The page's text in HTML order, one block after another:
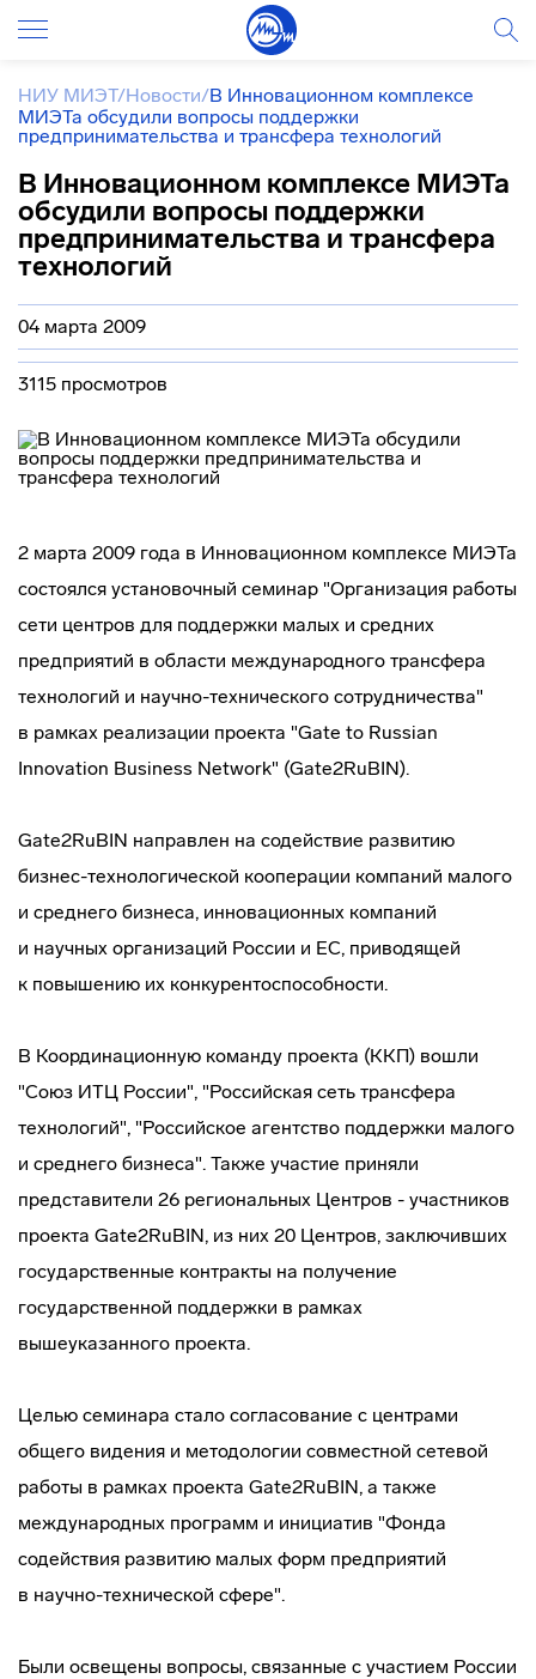
НИУ МИЭТ/Новости/В Инновационном комплексе
МИЭТа обсудили вопросы поддержки
предпринимательства и трансфера технологий
В Инновационном комплексе МИЭТа
обсудили вопросы поддержки
предпринимательства и трансфера
технологий
04 марта 2009
3115 просмотров
2 марта 2009 года в Инновационном комплексе МИЭТа
состоялся установочный семинар "Организация работы
сети центров для поддержки малых и средних
предприятий в области международного трансфера
технологий и научно-технического сотрудничества"
в рамках реализации проекта "Gate to Russian
Innovation Business Network" (Gate2RuBIN).
Gate2RuBIN направлен на содействие развитию
бизнес-технологической кооперации компаний малого
и среднего бизнеса, инновационных компаний
и научных организаций России и ЕС, приводящей
к повышению их конкурентоспособности.
В Координационную команду проекта (ККП) вошли
"Союз ИТЦ России", "Российская сеть трансфера
технологий", "Российское агентство поддержки малого
и среднего бизнеса". Также участие приняли
представители 26 региональных Центров - участников
проекта Gate2RuBIN, из них 20 Центров, заключивших
государственные контракты на получение
государственной поддержки в рамках
вышеуказанного проекта.
Целью семинара стало согласование с центрами
общего видения и методологии совместной сетевой
работы в рамках проекта Gate2RuBIN, а также
международных программ и инициатив "Фонда
содействия развитию малых форм предприятий
в научно-технической сфере".
Были освещены вопросы, связанные с участием России